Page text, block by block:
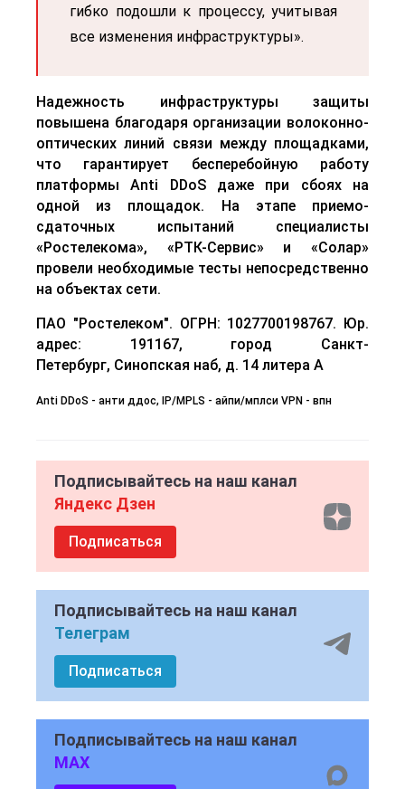
гибко подошли к процессу, учитывая
все изменения инфраструктуры».
Надежность инфраструктуры защиты
повышена благодаря организации волоконно-
оптических линий связи между площадками,
что гарантирует бесперебойную работу
платформы Anti DDoS даже при сбоях на
одной из площадок. На этапе приемо-
сдаточных испытаний специалисты
«Ростелекома», «РТК-Сервис» и «Солар»
провели необходимые тесты непосредственно
на объектах сети.
ПАО "Ростелеком". ОГРН: 1027700198767. Юр.
адрес: 191167, город Санкт-
Петербург, Синопская наб, д. 14 литера А
Anti DDoS - анти ддос, IP/MPLS - айпи/мплси VPN - впн
Подписывайтесь на наш канал
Яндекс Дзен
Подписаться
Подписывайтесь на наш канал
Телеграм
Подписаться
Подписывайтесь на наш канал
MAX